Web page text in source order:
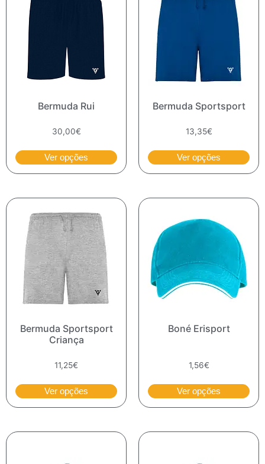
Bermuda Rui
30,00€
Ver opções
Bermuda Sportsport
13,35€
Ver opções
Bermuda Sportsport
Criança
11,25€
Ver opções
Boné Erisport
1,56€
Ver opções